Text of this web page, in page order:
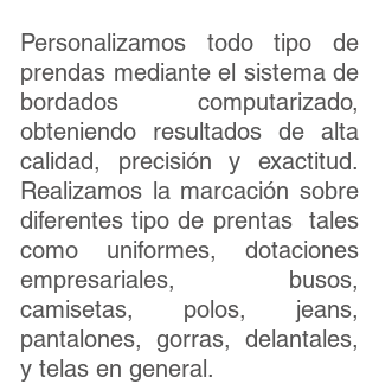
Personalizamos todo tipo de
prendas mediante el sistema de
bordados computarizado,
obteniendo resultados de alta
calidad, precisión y exactitud.
Realizamos la marcación sobre
diferentes tipo de prentas tales
como uniformes, dotaciones
empresariales, busos,
camisetas, polos, jeans,
pantalones, gorras, delantales,
y telas en general.